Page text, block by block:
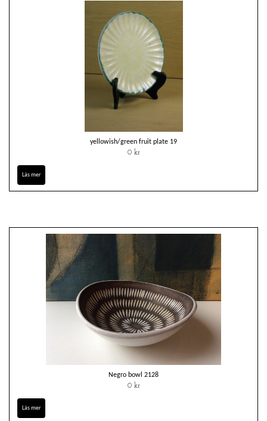
yellowish/green fruit plate 19
0 kr
Läs mer
Negro bowl 2128
0 kr
Läs mer